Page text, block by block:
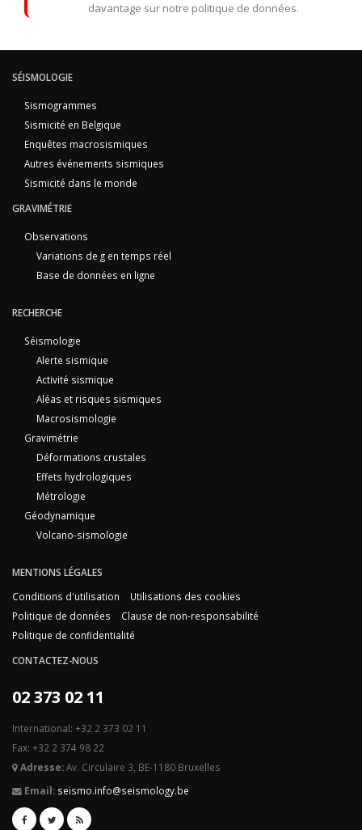
davantage sur notre politique de données.
SÉISMOLOGIE
Sismogrammes
Sismicité en Belgique
Enquêtes macrosismiques
Autres événements sismiques
Sismicité dans le monde
GRAVIMÉTRIE
Observations
Variations de g en temps réel
Base de données en ligne
RECHERCHE
Séismologie
Alerte sismique
Activité sismique
Aléas et risques sismiques
Macrosismologie
Gravimétrie
Déformations crustales
Effets hydrologiques
Métrologie
Géodynamique
Volcano-sismologie
MENTIONS LÉGALES
Conditions d'utilisation
Utilisations des cookies
Politique de données
Clause de non-responsabilité
Politique de confidentialité
CONTACTEZ-NOUS
02 373 02 11
International: +32 2 373 02 11
Fax: +32 2 374 98 22
Adresse:Av. Circulaire 3, BE-1180 Bruxelles
Email: seismo.info@seismology.be